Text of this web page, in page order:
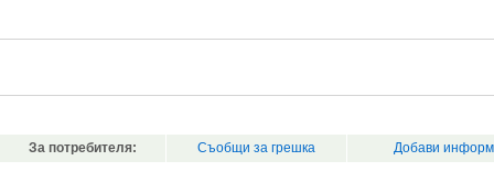
За потребителя: Съобщи за грешка Добави